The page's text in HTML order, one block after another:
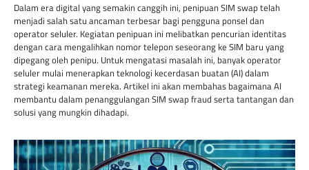
Dalam era digital yang semakin canggih ini, penipuan SIM swap telah
menjadi salah satu ancaman terbesar bagi pengguna ponsel dan
operator seluler. Kegiatan penipuan ini melibatkan pencurian identitas
dengan cara mengalihkan nomor telepon seseorang ke SIM baru yang
dipegang oleh penipu. Untuk mengatasi masalah ini, banyak operator
seluler mulai menerapkan teknologi kecerdasan buatan (AI) dalam
strategi keamanan mereka. Artikel ini akan membahas bagaimana AI
membantu dalam penanggulangan SIM swap fraud serta tantangan dan
solusi yang mungkin dihadapi.